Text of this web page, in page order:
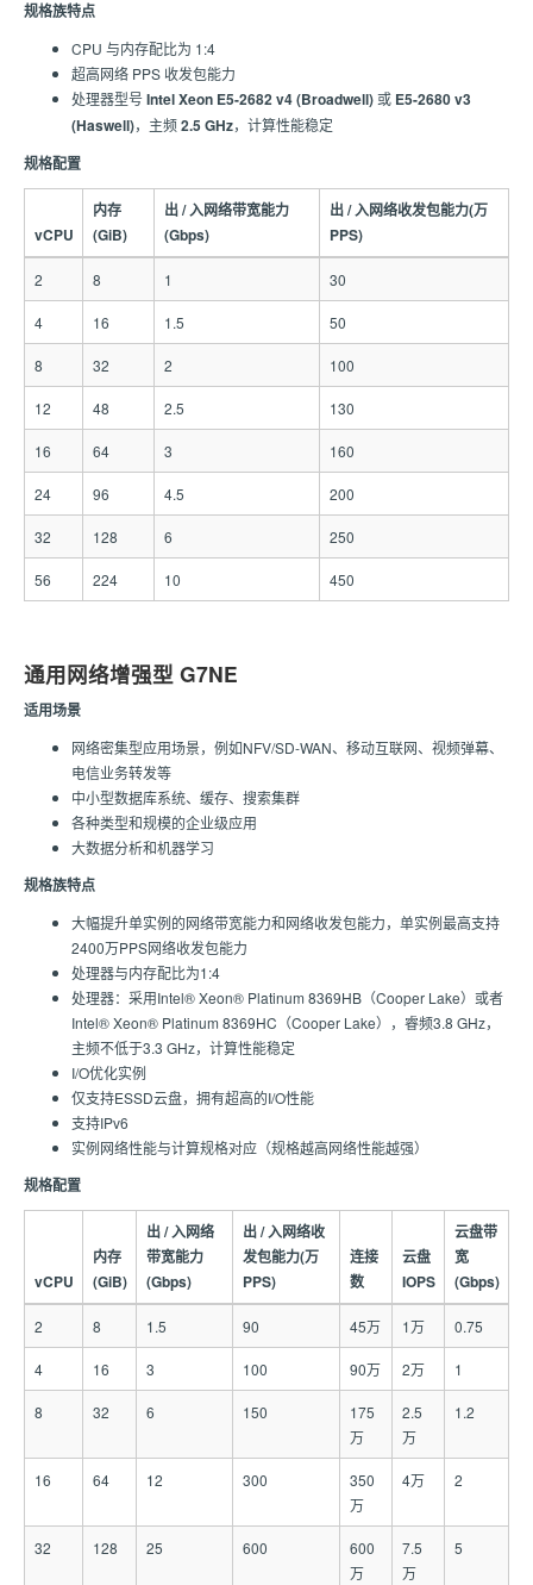
规格族特点
CPU 与内存配比为 1:4
超高网络 PPS 收发包能力
处理器型号Intel Xeon E5-2682 v4 (Broadwell)或 E5-2680 v3
(Haswell)，主频2.5 GHz，计算性能稳定
规格配置
vCPU
内存
(GiB)
出 / 入网络带宽能力
(Gbps)
出 / 入网络收发包能力(万
PPS)
2 8 1 30
4 16 1.5 50
8 32 2 100
12 48 2.5 130
16 64 3 160
24 96 4.5 200
32 128 6 250
56 224 10 450
通用网络增强型 G7NE
适用场景
网络密集型应用场景，例如NFV/SD-WAN、移动互联网、视频弹幕、
电信业务转发等
中小型数据库系统、缓存、搜索集群
各种类型和规模的企业级应用
大数据分析和机器学习
规格族特点
大幅提升单实例的网络带宽能力和网络收发包能力，单实例最高支持
2400万PPS网络收发包能力
处理器与内存配比为1:4
处理器：采用Intel® Xeon® Platinum 8369HB（Cooper Lake）或者
Intel® Xeon® Platinum 8369HC（Cooper Lake），睿频3.8 GHz，
主频不低于3.3 GHz，计算性能稳定
I/O优化实例
仅支持ESSD云盘，拥有超高的I/O性能
支持IPv6
实例网络性能与计算规格对应（规格越高网络性能越强）
规格配置
vCPU
内存
(GiB)
出 / 入网络
带宽能力
(Gbps)
出 / 入网络收
发包能力(万
PPS)
连接
数
云盘
IOPS
云盘带
宽
(Gbps)
2 8 1.5 90 45万 1万 0.75
4 16 3 100 90万 2万 1
8 32 6 150
175
万
2.5
万
1.2
16 64 12 300
350
万
4万 2
32 128 25 600
600
万
7.5
万
5